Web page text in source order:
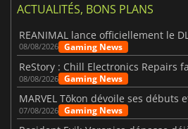
ACTUALITÉS, BONS PLANS
REANIMAL lance officiellement le
08/08/2026 Gaming News
08/08/2026 Gaming News
07/08/2026 Gaming News